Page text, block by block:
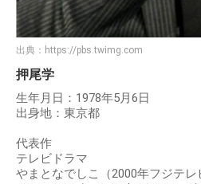
出典： https://pbs.twimg.com
押尾学
生年月日：1978年5月6日
出身地：東京都
代表作
テレビドラマ
やまとなでしこ（2000年フジテ